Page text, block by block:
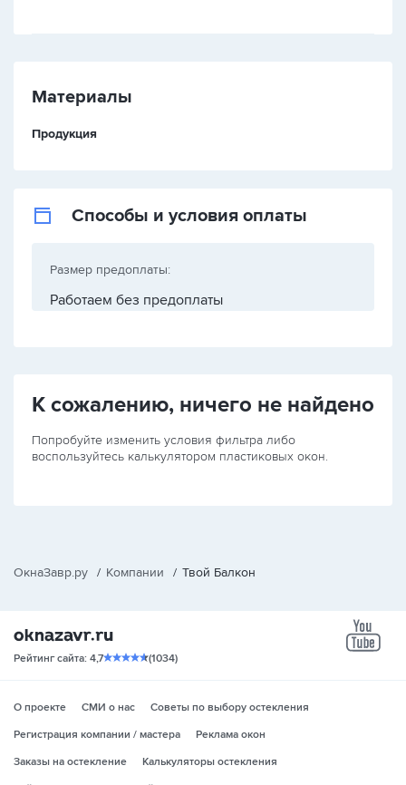
Материалы
Продукция
Способы и условия оплаты
Размер предоплаты:
Работаем без предоплаты
К сожалению, ничего не найдено
Попробуйте изменить условия фильтра либо
воспользуйтесь калькулятором пластиковых окон.
ОкнаЗавр.ру / Компании / Твой Балкон
Рейтинг сайта: 4,7 (1034)
О проекте СМИ о нас
Советы по выбору остекления
Регистрация компании / мастера
Реклама окон
Заказы на остекление
Калькуляторы остекления